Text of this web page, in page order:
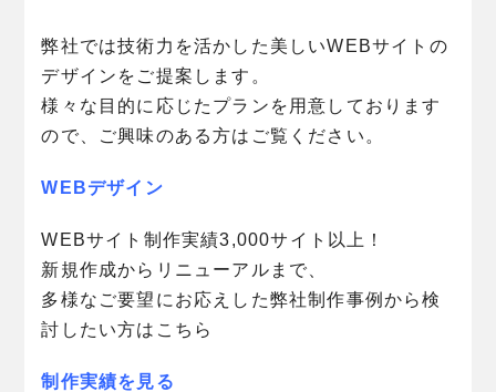
弊社では技術力を活かした美しいWEBサイトの
デザインをご提案します。
様々な目的に応じたプランを用意しております
ので、ご興味のある方はご覧ください。
WEBデザイン
WEBサイト制作実績3,000サイト以上！
新規作成からリニューアルまで、
多様なご要望にお応えした弊社制作事例から検
討したい方はこちら
制作実績を見る